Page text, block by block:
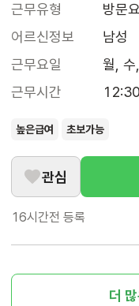
근무유형
방문
어르신정보
남성
근무요일
월,
근무시간
높은급여 초보가능
관심
16시간전 등록
더